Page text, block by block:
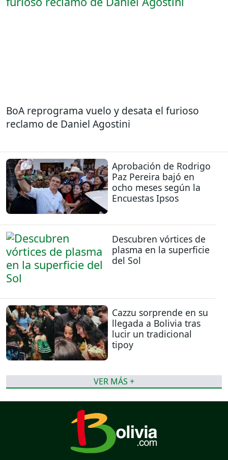
BoA reprograma vuelo y desata el furioso
reclamo de Daniel Agostini
Aprobación de Rodrigo
Paz Pereira bajó en
ocho meses según la
Encuestas Ipsos
Descubren vórtices de
plasma en la superficie
del Sol
Cazzu sorprende en su
llegada a Bolivia tras
lucir un tradicional
tipoy
VER MÁS +